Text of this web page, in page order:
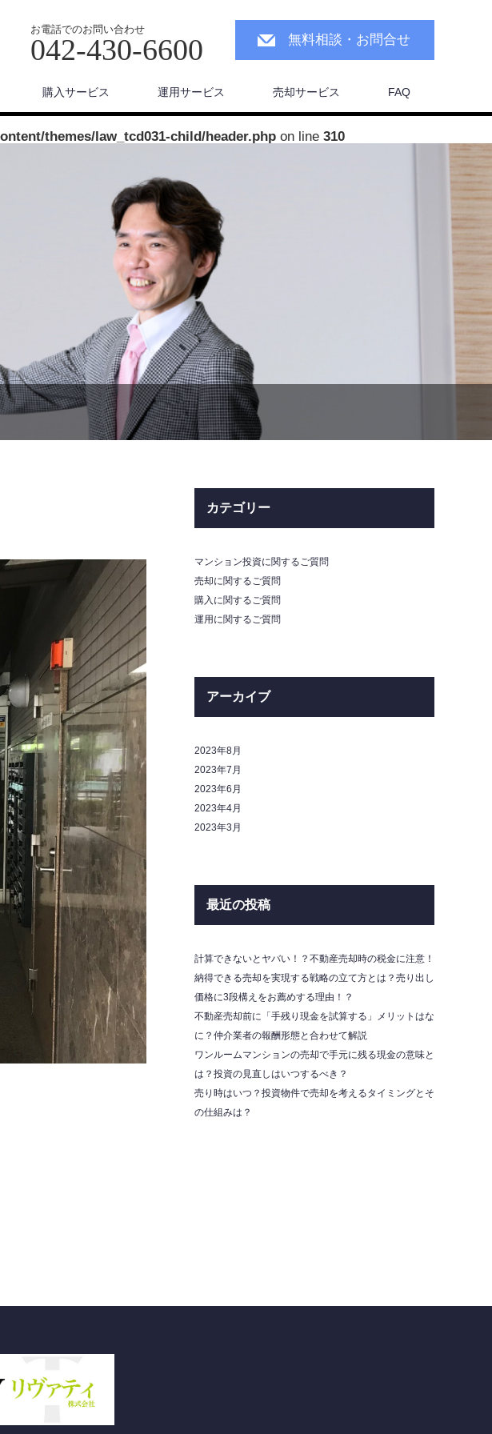
お電話でのお問い合わせ
042-430-6600 無料相談・お問合せ
購入サービス 運用サービス 売却サービス FAQ
themes/law_tcd031-child/header.php on line 310
カテゴリー
マンション投資に関するご質問
売却に関するご質問
購入に関するご質問
運用に関するご質問
アーカイブ
2023年8月
2023年7月
2023年6月
2023年4月
2023年3月
最近の投稿
計算できないとヤバい！？不動産売却時の税金に注意！
納得できる売却を実現する戦略の立て方とは？売り出し
価格に3段構えをお薦めする理由！？
不動産売却前に「手残り現金を試算する」メリットはな
に？仲介業者の報酬形態と合わせて解説
ワンルームマンションの売却で手元に残る現金の意味と
は？投資の見直しはいつするべき？
売り時はいつ？投資物件で売却を考えるタイミングとそ
の仕組みは？